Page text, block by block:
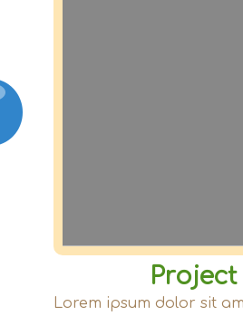
Project
Lorem ipsum dolor sit